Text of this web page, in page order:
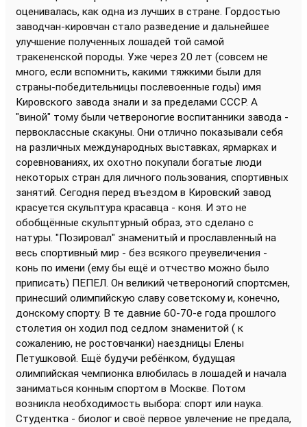
оценивалась, как одна из лучших в стране. Гордостью
заводчан-кировчан стало разведение и дальнейшее
улучшение полученных лошадей той самой
тракененской породы. Уже через 20 лет (совсем не
много, если вспомнить, какими тяжкими были для
страны-победительницы послевоенные годы) имя
Кировского завода знали и за пределами СССР. А
"виной" тому были четвероногие воспитанники завода -
первоклассные скакуны. Они отлично показывали себя
на различных международных выставках, ярмарках и
соревнованиях, их охотно покупали богатые люди
некоторых стран для личного пользования, спортивных
занятий. Сегодня перед въездом в Кировский завод
красуется скульптура красавца - коня. И это не
обобщённые скульптурный образ, это сделано с
натуры. "Позировал" знаменитый и прославленный на
весь спортивный мир - без всякого преувеличения -
конь по имени (ему бы ещё и отчество можно было
приписать) ПЕПЕЛ. Он великий четвероногий спортсмен,
принесший олимпийскую славу советскому и, конечно,
донскому спорту. В те давние 60-70-е года прошлого
столетия он ходил под седлом знаменитой ( к
сожалению, не ростовчанки) наездницы Елены
Петушковой. Ещё будучи ребёнком, будущая
олимпийская чемпионка влюбилась в лошадей и начала
заниматься конным спортом в Москве. Потом
возникла необходимость выбора: спорт или наука.
Студентка - биолог и своё первое увлечение не предала,